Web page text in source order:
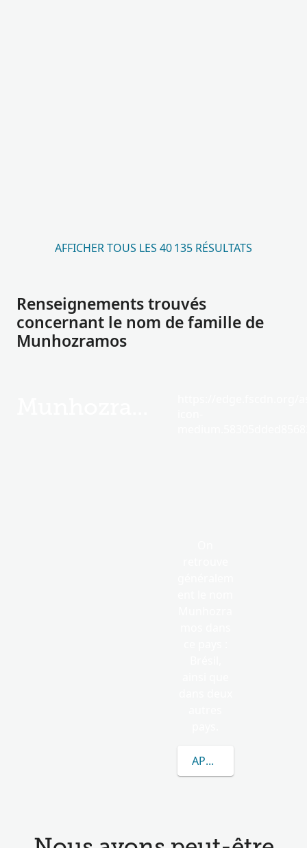
AFFICHER TOUS LES 40 135 RÉSULTATS
Renseignements trouvés
concernant le nom de famille de
Munhozramos
APPRENEZ-EN